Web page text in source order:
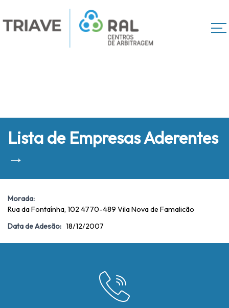
Lista de Empresas Aderentes
→
Morada:
Rua da Fontaínha, 102 4770-489 Vila Nova de Famalicão
Data de Adesão: 18/12/2007